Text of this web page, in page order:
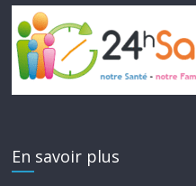
En savoir plus